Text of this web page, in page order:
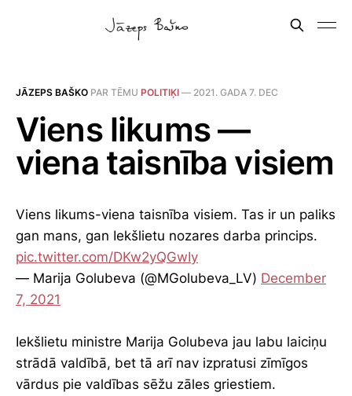
JĀZEPS BAŠKO PAR TĒMU POLITIĶI — 2021. GADA 7. DEC
Viens likums —
viena taisnība visiem
Viens likums-viena taisnība visiem. Tas ir un paliks
gan mans, gan Iekšlietu nozares darba princips.
pic.twitter.com/DKw2yQGwIy
— Marija Golubeva (@MGolubeva_LV) December
7, 2021
Iekšlietu ministre Marija Golubeva jau labu laiciņu
strādā valdībā, bet tā arī nav izpratusi zīmīgos
vārdus pie valdības sēžu zāles griestiem.